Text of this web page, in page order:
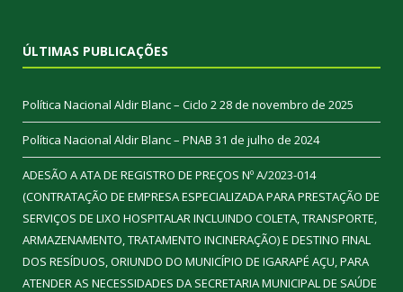
ÚLTIMAS PUBLICAÇÕES
Política Nacional Aldir Blanc – Ciclo 2 28 de novembro de 2025
Política Nacional Aldir Blanc – PNAB 31 de julho de 2024
ADESÃO A ATA DE REGISTRO DE PREÇOS Nº A/2023-014
(CONTRATAÇÃO DE EMPRESA ESPECIALIZADA PARA PRESTAÇÃO DE
SERVIÇOS DE LIXO HOSPITALAR INCLUINDO COLETA, TRANSPORTE,
ARMAZENAMENTO, TRATAMENTO INCINERAÇÃO) E DESTINO FINAL
DOS RESÍDUOS, ORIUNDO DO MUNICÍPIO DE IGARAPÉ AÇU, PARA
ATENDER AS NECESSIDADES DA SECRETARIA MUNICIPAL DE SAÚDE